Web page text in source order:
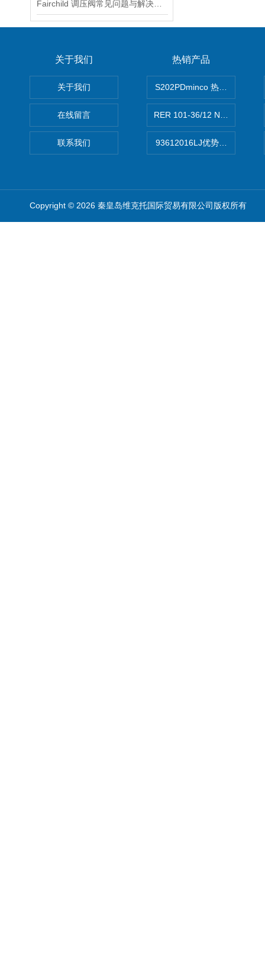
关于我们
关于我们
在线留言
联系我们
热销产品
S202PDminco 热电阻
RER 101-36/12 NHH离心
93612016LJ优势供应美国
Copyright © 2026 秦皇岛维克托国际贸易有限公司版权所有